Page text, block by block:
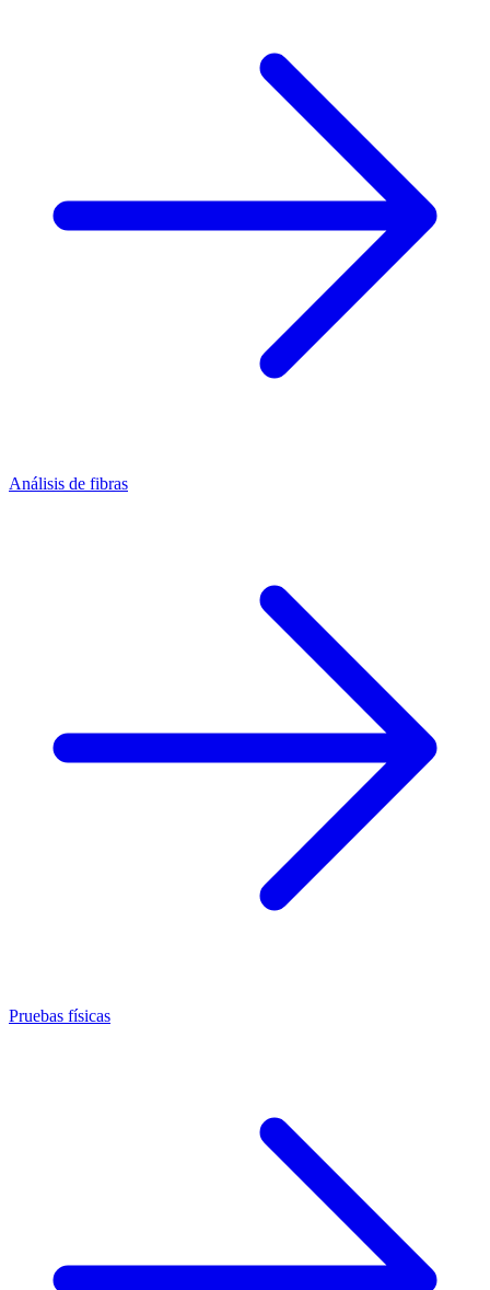
Análisis de fibras
Pruebas físicas